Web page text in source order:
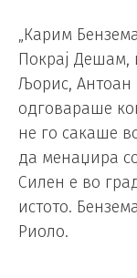
„Карим
Покрај Дешам,
Љорис,
одговараше
не го сакаше
да менаџира
Силен е во
истото.
Риоло.